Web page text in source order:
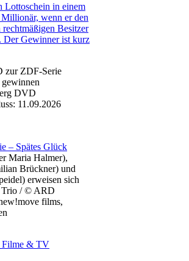
Lottoschein in einem
wenn er den
Besitzer
Der Gewinner ist kurz
zur ZDF-Serie
11.09.2026
Maria Halmer),
Brückner) und
erweisen sich
Trio / © ARD
films,
Filme & TV